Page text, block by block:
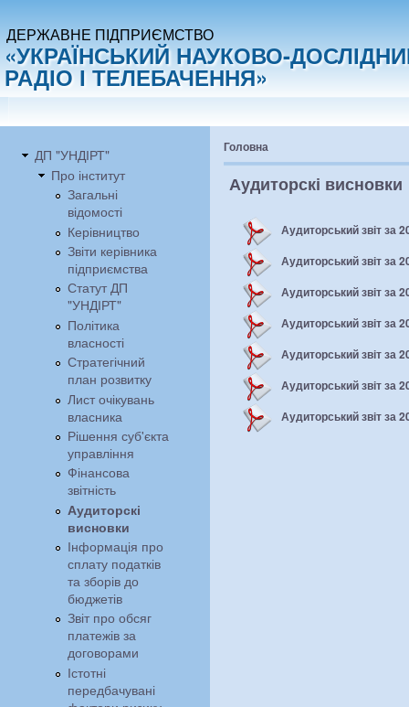
ДЕРЖАВНЕ ПІДПРИЄМСТВО
«УКРАЇНСЬКИЙ НАУКОВО-
РАДІО І ТЕЛЕБАЧЕННЯ»
ДП "УНДІРТ"
Про інститут
Загальні
відомості
Керівництво
Звіти керівника
підприємства
Статут ДП
"УНДІРТ"
Політика
власності
Стратегічний
план розвитку
Лист очікувань
власника
Рішення суб'єкта
управління
Фінансова
звітність
Аудиторскі
висновки
Інформація про
сплату податків
та зборів до
бюджетів
Звіт про обсяг
платежів за
договорами
Істотні
передбачувані
Головна
Аудиторскі висновки
Аудиторський звіт за
Аудиторський звіт за
Аудиторський звіт за
Аудиторський звіт за
Аудиторський звіт за
Аудиторський звіт за
Аудиторський звіт за